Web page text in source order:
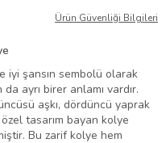
Ürün Güvenliği Bilgileri
iyi şansın sembolü olarak
ayrı birer anlamı vardır.
aşkı, dördüncü yaprak
tasarım bayan kolye
Bu zarif kolye hem